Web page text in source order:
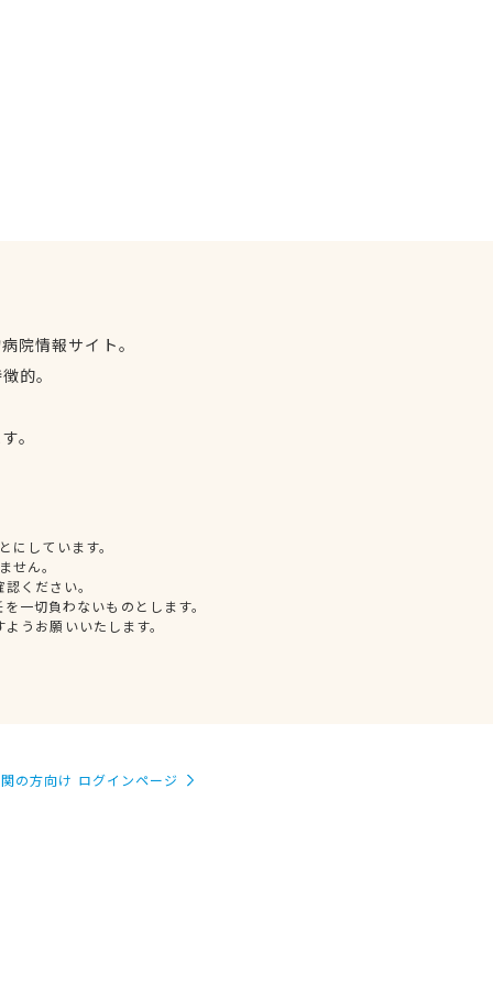
院情報サイト。
的。
。
しています。
せん。
ください。
一切負わないものとします。
うお願いいたします。
の方向け ログインページ